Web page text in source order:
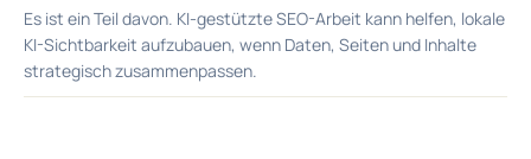
Es ist ein Teil davon. KI-gestützte SEO-Arbeit kann helfen, lokale
KI-Sichtbarkeit aufzubauen, wenn Daten, Seiten und Inhalte
strategisch zusammenpassen.